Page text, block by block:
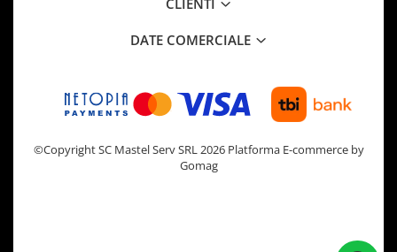
DATE COMERCIALE
©Copyright SC Mastel Serv SRL 2026 Platforma E-commerce by
Gomag